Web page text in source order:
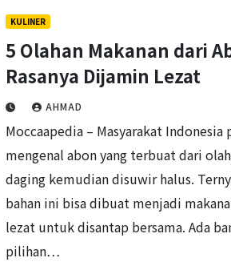
KULINER
5 Olahan Makanan dari
Rasanya Dijamin Lezat
AHMAD
Moccaapedia – Masyarakat Indonesia
mengenal abon yang terbuat dari
daging kemudian disuwir halus.
bahan ini bisa dibuat menjadi
lezat untuk disantap bersama. Ada
pilihan…